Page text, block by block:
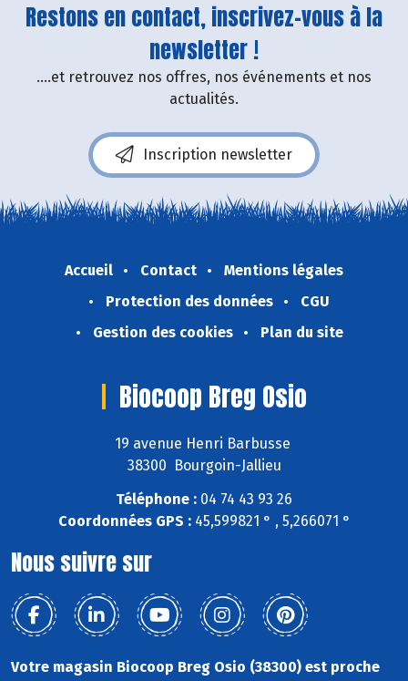
Restons en contact, inscrivez-vous à la
newsletter !
....et retrouvez nos offres, nos événements et nos
actualités.
Inscription newsletter
Accueil Contact
Mentions légales
Protection des données
CGU
Gestion des cookies
Plan du site
Biocoop Breg Osio
19 avenue Henri Barbusse
38300 Bourgoin-Jallieu
Téléphone : 04 74 43 93 26
Coordonnées GPS :45,599821 ° , 5,266071 °
Nous suivre sur
Votre magasin Biocoop Breg Osio (38300) est proche